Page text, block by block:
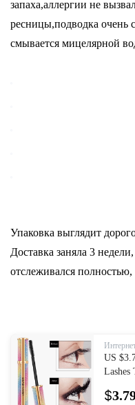
запаха,аллергии не
ресницы,подводка очень
смывается мицелярной
Упаковка выглядит
Доставка заняла 3
отслеживался
US
Lashes
Black
Brush
$